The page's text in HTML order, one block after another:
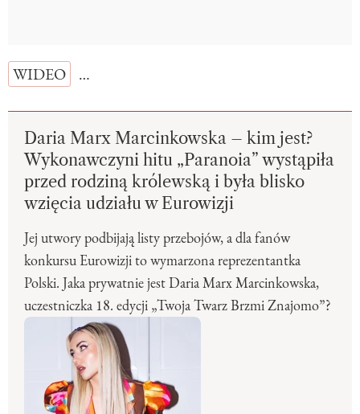
WIDEO …
Daria Marx Marcinkowska – kim jest?
Wykonawczyni hitu „Paranoia” wystąpiła
przed rodziną królewską i była blisko
wzięcia udziału w Eurowizji
Jej utwory podbijają listy przebojów, a dla fanów
konkursu Eurowizji to wymarzona reprezentantka
Polski. Jaka prywatnie jest Daria Marx Marcinkowska,
uczestniczka 18. edycji „Twoja Twarz Brzmi Znajomo”?